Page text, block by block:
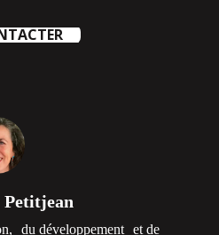
Petitjean
du développement et de